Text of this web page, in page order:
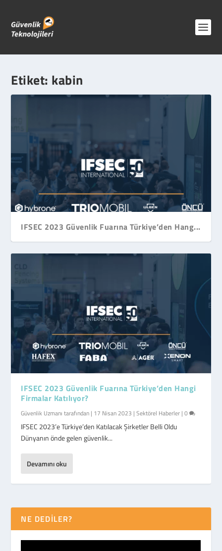
Etiket: kabin
IFSEC 2023 Güvenlik Fuarına Türkiye’den Hang...
IFSEC 2023 Güvenlik Fuarına Türkiye’den Hangi
Firmalar Katılıyor?
Güvenlik Uzmanı tarafından | 17 Nisan 2023 |Sektörel Haberler |0
IFSEC 2023’e Türkiye’den Katılacak Şirketler Belli Oldu
Dünyanın önde gelen güvenlik...
Devamını oku
NE DEDİLER?